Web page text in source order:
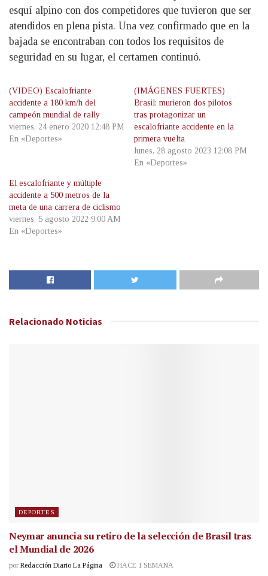
esquí alpino con dos competidores que tuvieron que ser
atendidos en plena pista. Una vez confirmado que en la
bajada se encontraban con todos los requisitos de
seguridad en su lugar, el certamen continuó.
(VIDEO) Escalofriante
accidente a 180 km/h del
campeón mundial de rally
viernes, 24 enero 2020 12:48 PM
En «Deportes»
(IMÁGENES FUERTES)
Brasil: murieron dos pilotos
tras protagonizar un
escalofriante accidente en la
primera vuelta
lunes, 28 agosto 2023 12:08 PM
En «Deportes»
El escalofriante y múltiple
accidente a 500 metros de la
meta de una carrera de ciclismo
viernes, 5 agosto 2022 9:00 AM
En «Deportes»
Relacionado Noticias
DEPORTES
Neymar anuncia su retiro de la selección de Brasil tras
el Mundial de 2026
por Redacción Diario La Página HACE 1 SEMANA